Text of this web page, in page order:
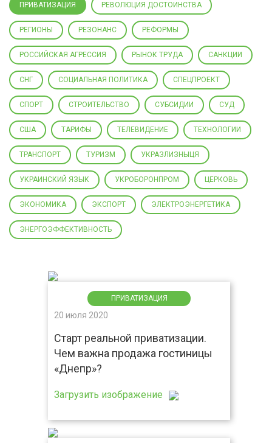
ПРИВАТИЗАЦИЯ РЕВОЛЮЦИЯ ДОСТОИНСТВА
РЕГИОНЫ РЕЗОНАНС РЕФОРМЫ
РОССИЙСКАЯ АГРЕССИЯ РЫНОК ТРУДА САНКЦИИ
СНГ СОЦИАЛЬНАЯ ПОЛИТИКА СПЕЦПРОЕКТ
СПОРТ СТРОИТЕЛЬСТВО СУБСИДИИ СУД
США ТАРИФЫ ТЕЛЕВИДЕНИЕ ТЕХНОЛОГИИ
ТРАНСПОРТ ТУРИЗМ УКРАЗЛИЗНЫЦЯ
УКРАИНСКИЙ ЯЗЫК УКРОБОРОНПРОМ ЦЕРКОВЬ
ЭКОНОМИКА ЭКСПОРТ ЭЛЕКТРОЭНЕРГЕТИКА
ЭНЕРГОЭФФЕКТИВНОСТЬ
ПРИВАТИЗАЦИЯ
20 июля 2020
Старт реальной приватизации.
Чем важна продажа гостиницы
«Днепр»?
Загрузить изображение